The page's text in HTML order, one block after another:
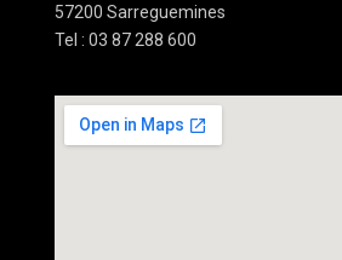
57200 Sarreguemines
Tel : 03 87 288 600